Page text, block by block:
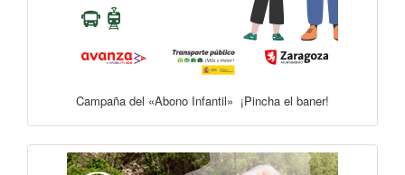
Campaña del «Abono Infantil» ¡Pincha el baner!